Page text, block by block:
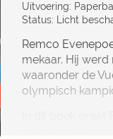
Uitvoering:
Status: Licht
Remco
mekaar. Hij
waaronder de
olympisch
In dit boek